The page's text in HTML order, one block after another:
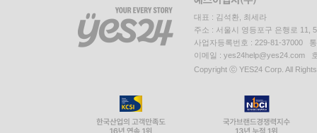
대표 : 김석환, 최세라
주소 : 서울시 영등포구 은행로 11,
사업자등록번호 : 229-81-37000
이메일 : yes24help@yes24.com
Copyright ⓒ YES24 Corp. All